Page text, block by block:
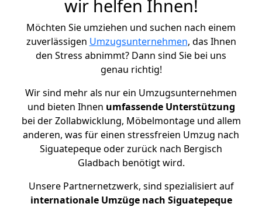
wir helfen Ihnen!
Möchten Sie umziehen und suchen nach einem
zuverlässigen Umzugsunternehmen, das Ihnen
den Stress abnimmt? Dann sind Sie bei uns
genau richtig!
Wir sind mehr als nur ein Umzugsunternehmen
und bieten Ihnen umfassende Unterstützung
bei der Zollabwicklung, Möbelmontage und allem
anderen, was für einen stressfreien Umzug nach
Siguatepeque oder zurück nach Bergisch
Gladbach benötigt wird.
Unsere Partnernetzwerk, sind spezialisiert auf
internationale Umzüge nach Siguatepeque